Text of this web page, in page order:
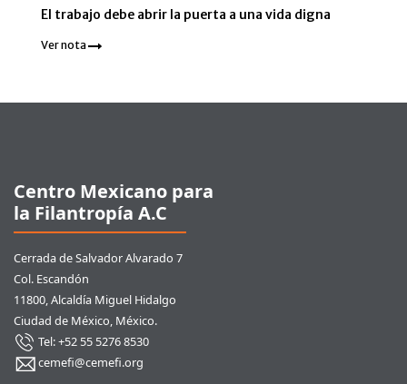
El trabajo debe abrir la puerta a una vida digna
Ver nota
Centro Mexicano para
la Filantropía A.C
Cerrada de Salvador Alvarado 7
Col. Escandón
11800, Alcaldía Miguel Hidalgo
Ciudad de México, México.
Tel: +52 55 5276 8530
cemefi@cemefi.org